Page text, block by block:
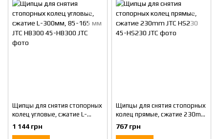
Щипцы для снятия стопорных
колец угловые, сжатие L-
300мм, 85-165 мм JTC HB300
1 144 грн
Щипцы для снятия стопорных
колец прямые, сжатие 230mm
JTC HS230
767 грн